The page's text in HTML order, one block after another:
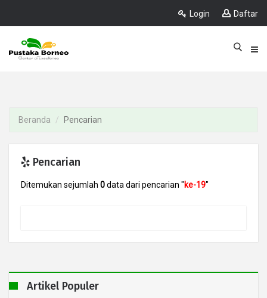
Login Daftar
Beranda Pencarian
Pencarian
Ditemukan sejumlah 0data dari pencarian "ke-19"
Artikel Populer